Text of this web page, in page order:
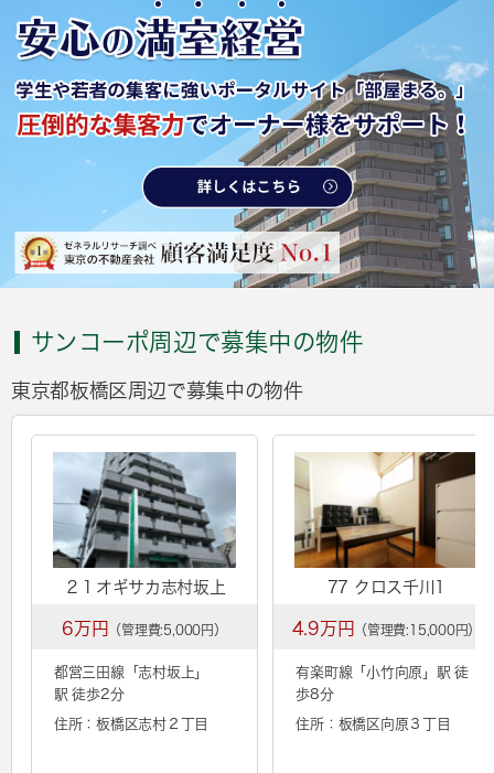
サンコーポ周辺で募集中の物件
東京都板橋区周辺で募集中の物件
２１オギサカ志村坂上
6万円 （管理費:5,000円）
都営三田線「 志村坂上 」
駅 徒歩2分
住所：板橋区志村２丁目
77 クロス千川1
4.9万円 （管理費:15,000円）
有楽町線「小竹向原 」駅 徒
歩8分
住所：板橋区向原３丁目